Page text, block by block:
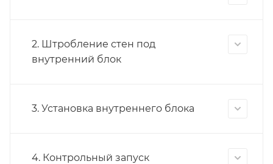
2. Штробление стен под
внутренний блок
3. Установка внутреннего блока
4. Контрольный запуск